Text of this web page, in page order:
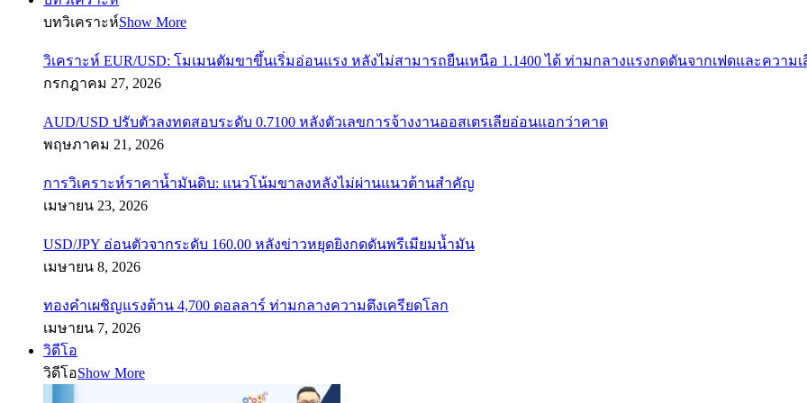
บทวิเคราะห์Show More
วิเคราะห์ EUR/USD: โมเมนตัมขาขึ้นเริ่มอ่อนแรง หลังไม่สามารถยืนเหนือ 1.1400 ได้ ท่ามกลางแรงกดดันจากเฟดและความ
กรกฎาคม 27, 2026
AUD/USD ปรับตัวลงทดสอบระดับ 0.7100 หลังตัวเลขการจ้างงานออสเตรเลียอ่อนแอกว่าคาด
พฤษภาคม 21, 2026
การวิเคราะห์ราคาน้ำมันดิบ: แนวโน้มขาลงหลังไม่ผ่านแนวต้านสำคัญ
เมษายน 23, 2026
USD/JPY อ่อนตัวจากระดับ 160.00 หลังข่าวหยุดยิงกดดันพรีเมียมน้ำมัน
เมษายน 8, 2026
ทองคำเผชิญแรงต้าน 4,700 ดอลลาร์ ท่ามกลางความตึงเครียดโลก
เมษายน 7, 2026
วิดีโอ
วิดีโอShow More